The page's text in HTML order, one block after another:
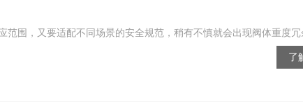
围，又要适配不同场景的安全规范，稍有不慎就会出现阀体重度
了